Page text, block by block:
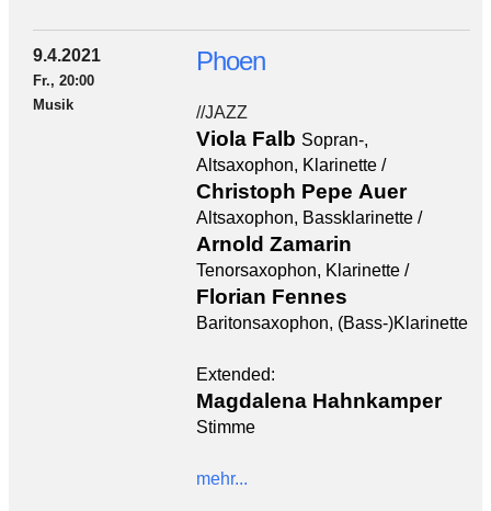
9.4.2021
Fr., 20:00
Musik
Phoen
//JAZZ
Viola Falb Sopran-,
Altsaxophon, Klarinette /
Christoph Pepe Auer
Altsaxophon, Bassklarinette /
Arnold Zamarin
Tenorsaxophon, Klarinette /
Florian Fennes
Baritonsaxophon, (Bass-)Klarinette
Extended:
Magdalena Hahnkamper
Stimme
mehr...